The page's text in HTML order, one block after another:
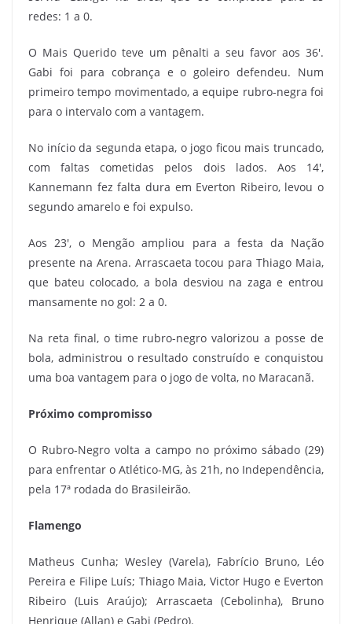
redes: 1 a 0.
O Mais Querido teve um pênalti a seu favor aos 36′.
Gabi foi para cobrança e o goleiro defendeu. Num
primeiro tempo movimentado, a equipe rubro-negra foi
para o intervalo com a vantagem.
No início da segunda etapa, o jogo ficou mais truncado,
com faltas cometidas pelos dois lados. Aos 14′,
Kannemann fez falta dura em Everton Ribeiro, levou o
segundo amarelo e foi expulso.
Aos 23′, o Mengão ampliou para a festa da Nação
presente na Arena. Arrascaeta tocou para Thiago Maia,
que bateu colocado, a bola desviou na zaga e entrou
mansamente no gol: 2 a 0.
Na reta final, o time rubro-negro valorizou a posse de
bola, administrou o resultado construído e conquistou
uma boa vantagem para o jogo de volta, no Maracanã.
Próximo compromisso
O Rubro-Negro volta a campo no próximo sábado (29)
para enfrentar o Atlético-MG, às 21h, no Independência,
pela 17ª rodada do Brasileirão.
Flamengo
Matheus Cunha; Wesley (Varela), Fabrício Bruno, Léo
Pereira e Filipe Luís; Thiago Maia, Victor Hugo e Everton
Ribeiro (Luis Araújo); Arrascaeta (Cebolinha), Bruno
Henrique (Allan) e Gabi (Pedro).